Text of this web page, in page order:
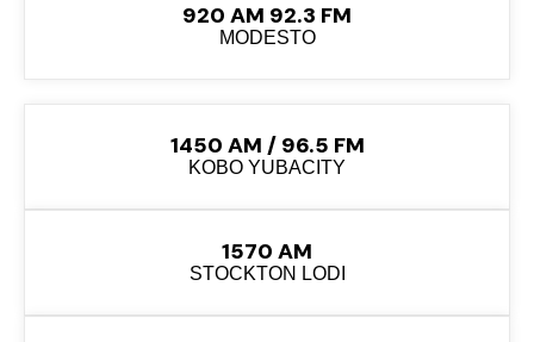
920 AM 92.3 FM
MODESTO
1450 AM / 96.5 FM
KOBO YUBACITY
1570 AM
STOCKTON LODI